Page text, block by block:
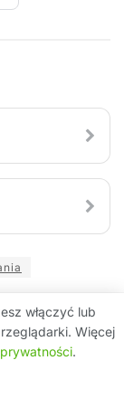
włączyć lub
Więcej
.